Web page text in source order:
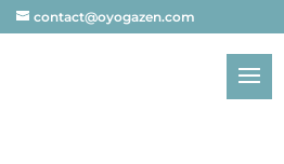
contact@oyogazen.com